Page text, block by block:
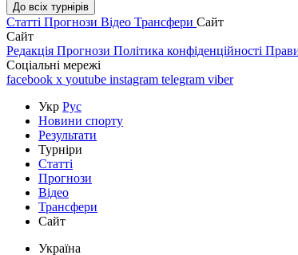
До всіх турнірів
Статті Прогнози Відео Трансфери Сайт
Сайт
Редакція Прогнози Політика конфіденційності
Соціальні мережі
facebook x youtube instagram telegram viber
Укр Рус
Новини спорту
Результати
Турніри
Статті
Прогнози
Відео
Трансфери
Сайт
Україна